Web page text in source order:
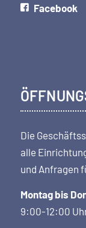
Facebook
Die
alle
und Anfragen
Montag bis
9:00-12:00